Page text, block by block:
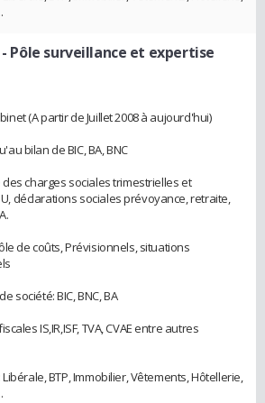
Pôle surveillance et expertise
(A partir de Juillet 2008 à aujourd'hui)
bilan de BIC, BA, BNC
charges sociales trimestrielles et
U, déclarations sociales prévoyance, retraite,
de coûts, Prévisionnels, situations
société: BIC, BNC, BA
IS,IR,ISF, TVA, CVAE entre autres
BTP, Immobilier, Vêtements, Hôtellerie,